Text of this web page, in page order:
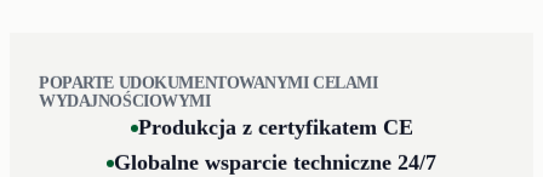
zwykle poniżej 2%
resztki gumy.
POPARTE UDOKUMENTOWANYMI CELAMI
WYDAJNOŚCIOWYMI
Produkcja z certyfikatem CE
Globalne wsparcie techniczne 24/7